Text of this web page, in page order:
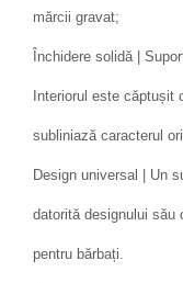
mărcii gravat;
Închidere solidă |
Interiorul este căptușit
subliniază caracterul
Design universal | Un
datorită designului
pentru bărbați.